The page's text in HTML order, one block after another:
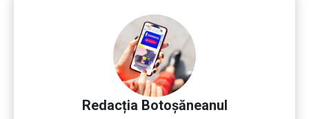
Redacția Botoșăneanul